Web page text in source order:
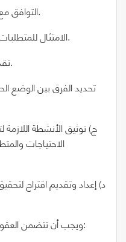
2) التوافق مع المتطلبات القياسية ذات الصلة.
3) الامتثال للمتطلبات القانونية والتنظيمية ذات الصلة.
4) تقديم الأساليب الإدارية والتشغيلية.
ج) توثيق الأنشطة
الاحتياجات
د) إعداد وتقديم اقتراح
ويجب أن تتضمن العقود بلغة واضحة فقرات تتعلق بالآتي: